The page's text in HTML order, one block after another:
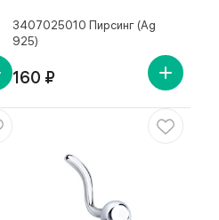
3407025010 Пирсинг (Ag
925)
160 ₽